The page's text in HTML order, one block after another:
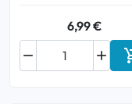
6,99 €

